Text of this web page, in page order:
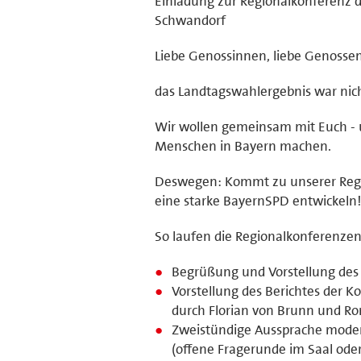
Schwandorf
Liebe Genossinnen, liebe
das Landtagswahlergebnis war
Wir wollen gemeinsam mit Euch
Menschen in Bayern machen.
Deswegen: Kommt zu unserer
eine starke BayernSPD entwickeln!
So laufen die
Begrüßung und Vorstellung
Vorstellung des Berichtes der
durch Florian von Brunn und
Zweistündige Aussprache
(offene Fragerunde im Saal